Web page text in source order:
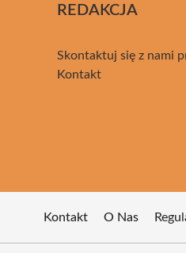
REDAKCJA
Skontaktuj się z nami
Kontakt
Kontakt O Nas